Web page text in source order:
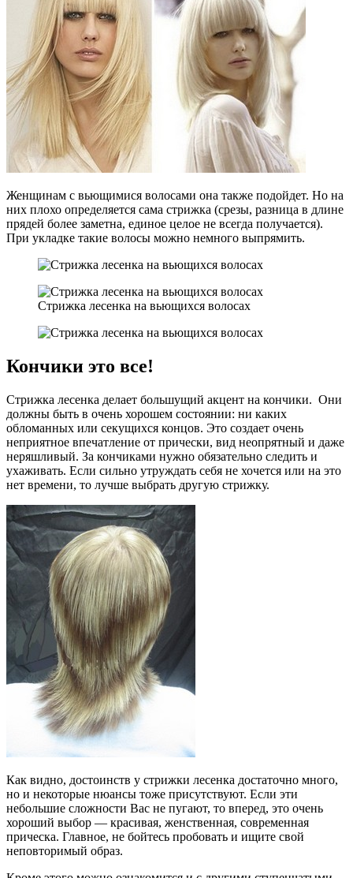
Женщинам с вьющимися волосами она также подойдет. Но на
них плохо определяется сама стрижка (срезы, разница в длине
прядей более заметна, единое целое не всегда получается).
При укладке такие волосы можно немного выпрямить.
Стрижка лесенка на вьющихся волосах
Кончики это все!
Стрижка лесенка делает большущий акцент на кончики. Они
должны быть в очень хорошем состоянии: ни каких
обломанных или секущихся концов. Это создает очень
неприятное впечатление от прически, вид неопрятный и даже
неряшливый. За кончиками нужно обязательно следить и
ухаживать. Если сильно утруждать себя не хочется или на это
нет времени, то лучше выбрать другую стрижку.
Как видно, достоинств у стрижки лесенка достаточно много,
но и некоторые нюансы тоже присутствуют. Если эти
небольшие сложности Вас не пугают, то вперед, это очень
хороший выбор — красивая, женственная, современная
прическа. Главное, не бойтесь пробовать и ищите свой
неповторимый образ.